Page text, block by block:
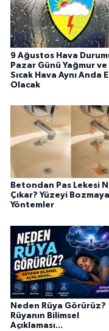
9 Ağustos Hava
Pazar Günü Yağmur ve
Sıcak Hava Aynı Anda
Olacak
Betondan Pas Lekesi
Çıkar? Yüzeyi
Yöntemler
Neden Rüya Görürüz?
Rüyanın Bilimsel
Açıklaması...